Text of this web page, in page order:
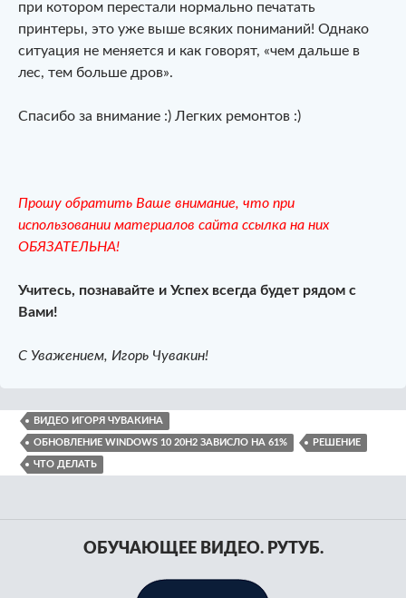
при котором перестали нормально печатать
принтеры, это уже выше всяких пониманий! Однако
ситуация не меняется и как говорят, «чем дальше в
лес, тем больше дров».
Спасибо за внимание :) Легких ремонтов :)
Прошу обратить Ваше внимание, что при
использовании материалов сайта ссылка на них
ОБЯЗАТЕЛЬНА!
Учитесь, познавайте и Успех всегда будет рядом с
Вами!
С Уважением, Игорь Чувакин!
ВИДЕО ИГОРЯ ЧУВАКИНА
ОБНОВЛЕНИЕ WINDOWS 10 20H2 ЗАВИСЛО НА 61% РЕШЕНИЕ
ЧТО ДЕЛАТЬ
ОБУЧАЮЩЕЕ ВИДЕО. РУТУБ.